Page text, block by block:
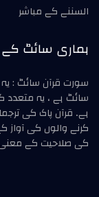
السننے کے مباشر
ہماری سائٹ کے
سورت قرآن سائٹ :
سائٹ ہے ، یہ متعدد
ہے۔ قرآن پاک کی
کرنے والوں کی آواز
کی صلاحیت کے